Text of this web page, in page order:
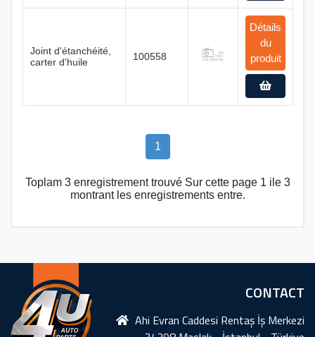
Joint d'étanchéité,
carter d'huile
100558
Détails
du
produit
1
Toplam 3 enregistrement trouvé Sur cette page 1 ile 3
montrant les enregistrements entre.
CONTACT
Ahi Evran Caddesi Rentaş İş Merkezi